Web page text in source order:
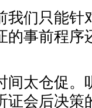
们只能针
的事前程序
太仓促。
证会后决策